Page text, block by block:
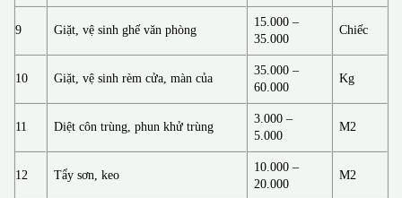
9 Giặt, vệ sinh ghế văn phòng
15.000 –
35.000
Chiếc
10 Giặt, vệ sinh rèm cửa, màn của
35.000 –
60.000
Kg
11 Diệt côn trùng, phun khử trùng
3.000 –
5.000
M2
12 Tẩy sơn, keo
10.000 –
20.000
M2